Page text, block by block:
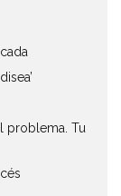
problema. Tu